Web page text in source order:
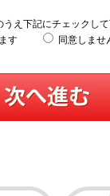
え下記にチェックして
す
同意しませ